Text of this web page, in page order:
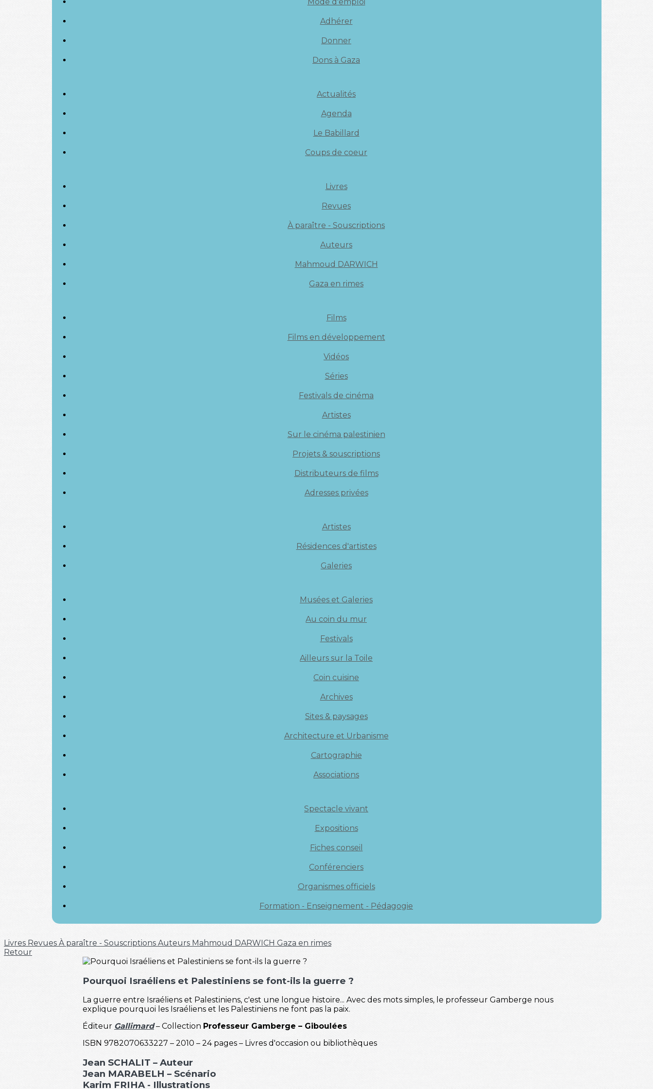
Adhérer
Donner
Dons à Gaza
Actualités
Agenda
Le Babillard
Coups de coeur
Livres
Revues
À paraître - Souscriptions
Auteurs
Mahmoud DARWICH
Gaza en rimes
Films
Films en développement
Vidéos
Séries
Festivals de cinéma
Artistes
Sur le cinéma palestinien
Projets & souscriptions
Distributeurs de films
Adresses privées
Artistes
Résidences d'artistes
Galeries
Musées et Galeries
Au coin du mur
Festivals
Ailleurs sur la Toile
Coin cuisine
Archives
Sites & paysages
Architecture et Urbanisme
Cartographie
Associations
Spectacle vivant
Expositions
Fiches conseil
Conférenciers
Organismes officiels
Formation - Enseignement - Pédagogie
Livres Revues À paraître - Souscriptions Auteurs Mahmoud DARWICH Gaza en rimes
Retour
Pourquoi Israéliens et Palestiniens se font-ils la guerre ?
La guerre entre Israéliens et Palestiniens, c'est une longue histoire... Avec des mots simples, le professeur Gamberge nous
explique pourquoi les Israéliens et les Palestiniens ne font pas la paix.
Éditeur Gallimard– Collection Professeur Gamberge – Giboulées
ISBN 9782070633227 – 2010 – 24 pages – Livres d'occasion ou bibliothèques
Jean SCHALIT – Auteur
Jean MARABELH – Scénario
Karim FRIHA - Illustrations